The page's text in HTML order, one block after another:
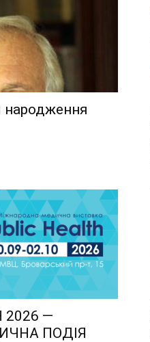
народження
2026 —
ПОДІЯ